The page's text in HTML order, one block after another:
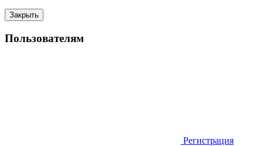
Закрыть
Пользователям
Регистрация